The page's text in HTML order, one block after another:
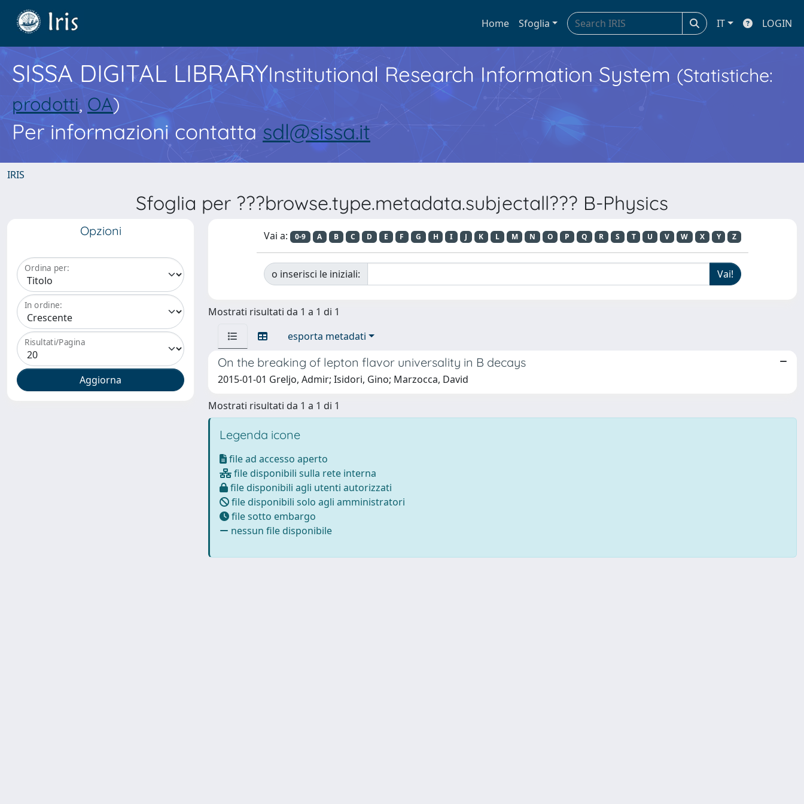
Home Sfoglia IT LOGIN
SISSA DIGITAL LIBRARYInstitutional Research Information System (Statistiche:
prodotti, OA)
Per informazioni contatta sdl@sissa.it
IRIS
Sfoglia per ???browse.type.metadata.subjectall??? B-Physics
Opzioni
Ordina per:
In ordine:
Risultati/Pagina
Vai a: 0-9 A B C D E F G H I J K L M N O P Q R S T U V W X Y Z
o inserisci le iniziali:
Mostrati risultati da 1 a 1 di 1
esporta metadati
On the breaking of lepton flavor universality in B decays
2015-01-01 Greljo, Admir; Isidori, Gino; Marzocca, David
Mostrati risultati da 1 a 1 di 1
Legenda icone
file ad accesso aperto
file disponibili sulla rete interna
file disponibili agli utenti autorizzati
file disponibili solo agli amministratori
file sotto embargo
nessun file disponibile